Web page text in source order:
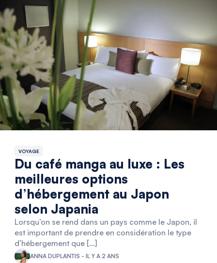
VOYAGE
Du café manga au luxe : Les
meilleures options
d’hébergement au Japon
selon Japania
Lorsqu’on se rend dans un pays comme le Japon, il
est important de prendre en considération le type
d’hébergement que […]
ANNA DUPLANTIS - IL Y A 2 ANS